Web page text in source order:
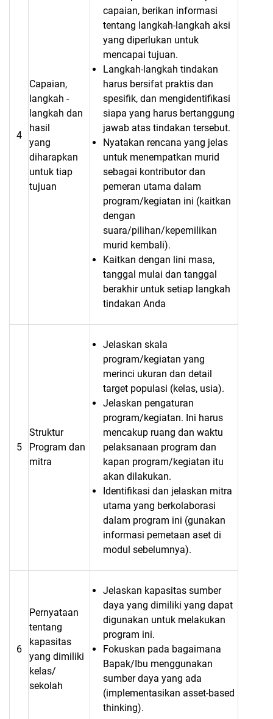
4
Capaian,
langkah -
langkah dan
hasil
yang
diharapkan
untuk tiap
tujuan
capaian, berikan informasi
tentang langkah-langkah aksi
yang diperlukan untuk
mencapai tujuan.
Langkah-langkah tindakan
harus bersifat praktis dan
spesifik, dan mengidentifikasi
siapa yang harus bertanggung
jawab atas tindakan tersebut.
Nyatakan rencana yang jelas
untuk menempatkan murid
sebagai kontributor dan
pemeran utama dalam
program/kegiatan ini (kaitkan
dengan
suara/pilihan/kepemilikan
murid kembali).
Kaitkan dengan lini masa,
tanggal mulai dan tanggal
berakhir untuk setiap langkah
tindakan Anda
5
Struktur
Program dan
mitra
Jelaskan skala
program/kegiatan yang
merinci ukuran dan detail
target populasi (kelas, usia).
Jelaskan pengaturan
program/kegiatan. Ini harus
mencakup ruang dan waktu
pelaksanaan program dan
kapan program/kegiatan itu
akan dilakukan.
Identifikasi dan jelaskan mitra
utama yang berkolaborasi
dalam program ini (gunakan
informasi pemetaan aset di
modul sebelumnya).
6
Pernyataan
tentang
kapasitas
yang dimiliki
kelas/
sekolah
Jelaskan kapasitas sumber
daya yang dimiliki yang dapat
digunakan untuk melakukan
program ini.
Fokuskan pada bagaimana
Bapak/Ibu menggunakan
sumber daya yang ada
(implementasikan asset-based
thinking).